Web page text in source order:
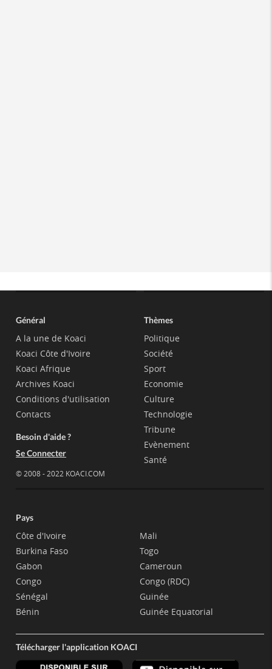
Général
A la une de Koaci
Koaci Côte d'Ivoire
Koaci Afrique
Archives Koaci
Conditions d'utilisation
Contacts
Besoin d'aide ?
Se Connecter
© 2008 - 2022 KOACI.COM
Thèmes
Politique
Société
Sport
Economie
Culture
Technologie
Tribune
Evènement
Santé
Pays
Côte d'Ivoire
Burkina Faso
Gabon
Congo
Sénégal
Bénin
Mali
Togo
Cameroun
Congo (RDC)
Guinée
Guinée Equatorial
Télécharger l'application KOACI